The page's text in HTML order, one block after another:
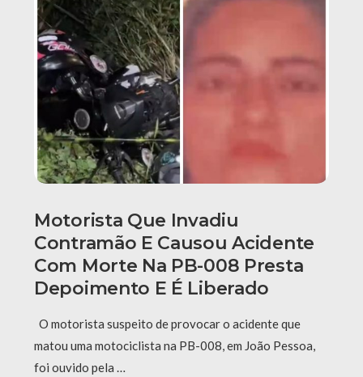
Motorista Que Invadiu
Contramão E Causou Acidente
Com Morte Na PB-008 Presta
Depoimento E É Liberado
O motorista suspeito de provocar o acidente que
matou uma motociclista na PB-008, em João Pessoa,
foi ouvido pela …